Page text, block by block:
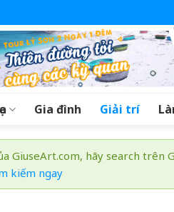
Gia đình Giải trí
GiuseArt.com, hãy search trên
kiếm ngay